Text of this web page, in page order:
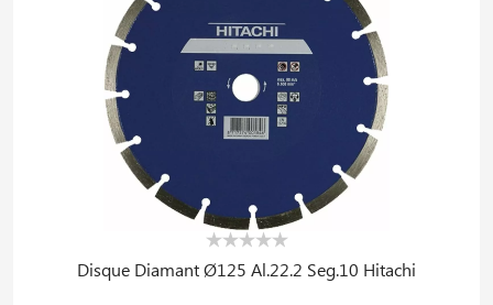
Disque Diamant Ø125 Al.22.2 Seg.10 Hitachi